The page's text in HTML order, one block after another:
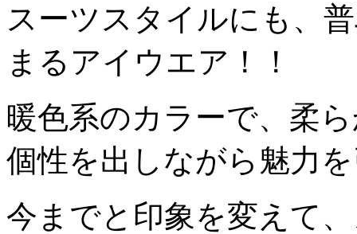
スーツスタイルにも、
まるアイウエア！！
暖色系のカラーで、柔
個性を出しながら魅力
今までと印象を変えて